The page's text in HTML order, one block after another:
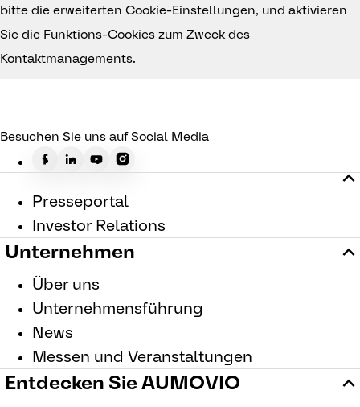
bitte die erweiterten Cookie-Einstellungen, und aktivieren
Sie die Funktions-Cookies zum Zweck des
Kontaktmanagements.
Besuchen Sie uns auf Social Media
Presseportal
Investor Relations
Unternehmen
Über uns
Unternehmensführung
News
Messen und Veranstaltungen
Entdecken Sie AUMOVIO